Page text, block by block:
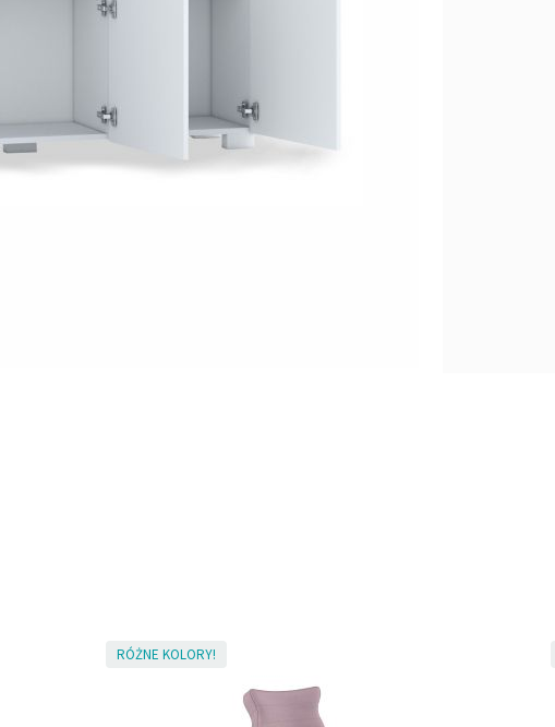
RÓŻNE KOLORY!